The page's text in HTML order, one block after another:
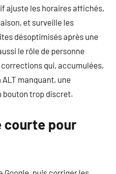
ajuste les horaires affichés,
et surveille les
désoptimisés après une
le rôle de personne
qui, accumulées,
manquant, une
bouton trop discret.
courte pour